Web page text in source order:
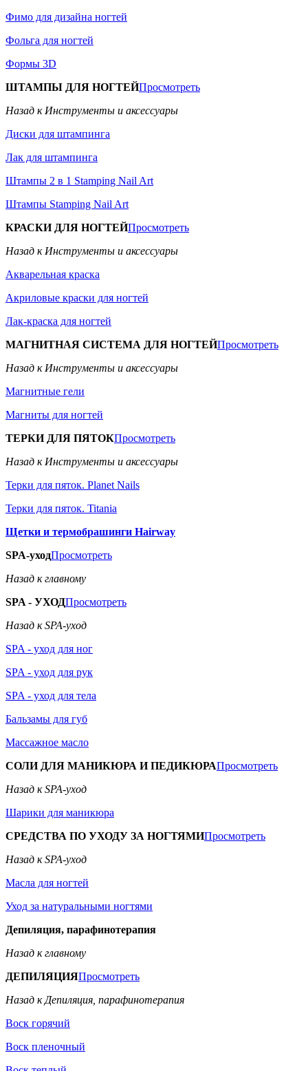
Фимо для дизайна ногтей
Фольга для ногтей
Формы 3D
ШТАМПЫ ДЛЯ НОГТЕЙПросмотреть
Назад к Инструменты и аксессуары
Диски для штампинга
Лак для штампинга
Штампы 2 в 1 Stamping Nail Art
Штампы Stamping Nail Art
КРАСКИ ДЛЯ НОГТЕЙПросмотреть
Назад к Инструменты и аксессуары
Акварельная краска
Акриловые краски для ногтей
Лак-краска для ногтей
МАГНИТНАЯ СИСТЕМА ДЛЯ НОГТЕЙПросмотреть
Назад к Инструменты и аксессуары
Магнитные гели
Магниты для ногтей
ТЕРКИ ДЛЯ ПЯТОКПросмотреть
Назад к Инструменты и аксессуары
Терки для пяток. Planet Nails
Терки для пяток. Titania
Щетки и термобрашинги Hairway
SPA-уходПросмотреть
Назад к главному
SPA - УХОДПросмотреть
Назад к SPA-уход
SPA - уход для ног
SPA - уход для рук
SPA - уход для тела
Бальзамы для губ
Массажное масло
СОЛИ ДЛЯ МАНИКЮРА И ПЕДИКЮРАПросмотреть
Назад к SPA-уход
Шарики для маникюра
СРЕДСТВА ПО УХОДУ ЗА НОГТЯМИПросмотреть
Назад к SPA-уход
Масла для ногтей
Уход за натуральными ногтями
Депиляция, парафинотерапия
Назад к главному
ДЕПИЛЯЦИЯПросмотреть
Назад к Депиляция, парафинотерапия
Воск горячий
Воск пленочный